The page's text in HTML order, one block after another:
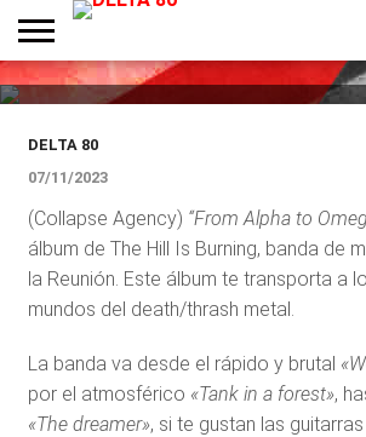
ENTREVISTAS
PREMIOS
PRODUCCIONES
PROGRAMACION
CONTACTO
HOMEPAGE
The Hill Is Burning
álbum “From Alpha
DELTA 80
07/11/2023
(Collapse Agency) “From Alpha to
álbum de The Hill Is Burning, banda de
la Reunión. Este álbum te transporta a
mundos del death/thrash metal.
La banda va desde el rápido y brutal
por el atmosférico «Tank in a forest»,
«The dreamer», si te gustan las